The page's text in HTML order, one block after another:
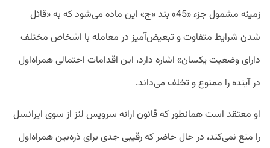
زمینه مشمول جزء «45» بند «ج» این ماده می‌شود که به «قائل
شدن شرایط متفاوت و تبعیض‌آمیز در معامله با اشخاص مختلف
دارای وضعیت یکسان» اشاره دارد، این اقدامات احتمالی همراه‌اول
در آینده را ممنوع و تخلف می‌داند.
او معتقد است همانطور که قانون ارائه سرویس لنز از سوی ایرانسل
را منع نمی‌کند، در حال حاضر که رقیبی جدی برای ذره‌بین همراه‌اول